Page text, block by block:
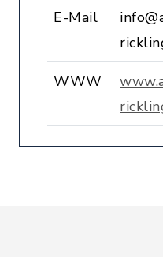
E-Mail
WWW